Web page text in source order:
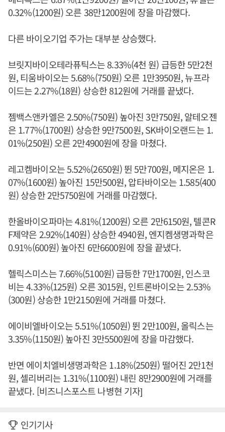
0.32%(1200원) 오른 38만1200원에 장을 마감했다.
다른 바이오기업 주가는 대부분 상승했다.
브릿지바이오테라퓨틱스는 8.33%(4천 원) 급등한 5만2천
원, 티움바이오는 5.68%(750원) 오른 1만3950원, 뉴프라
이드는 2.27%(18원) 상승한 812원에 거래를 끝냈다.
젬백스앤카엘은 2.50%(750원) 높아진 3만750원, 알테오젠
은 1.77%(1700원) 상승한 9만7500원, SK바이오랜드는 1.
01%(250원) 오른 2만4900원에 장을 마쳤다.
레고켐바이오는 5.52%(2650원) 뛴 5만700원, 메지온은 1.
07%(1600원) 높아진 15만500원, 압타바이오는 1.585(400
원) 상승한 2만5750원에 거래를 마감했다.
한올바이오파마는 4.81%(1200원) 오른 2만6150원, 텔콘R
F제약은 2.92%(140원) 상승한 4940원, 엔지켐생명과학은
0.91%(600원) 높아진 6만6600원에 장을 끝냈다.
헬릭스미스는 7.66%(5100원) 급등한 7만1700원, 인스코
비는 4.33%(125원) 오른 3015원, 인트론바이오는 2.53%
(300원) 상승한 1만2150원에 거래를 마쳤다.
에이비엘바이오는 5.51%(1050원) 뛴 2만100원, 올릭스는
3.35%(1150원) 높아진 3만5500원에 장을 마감했다.
반면 에이치엘비생명과학은 1.18%(250원) 떨어진 2만1천
원, 셀리버리는 1.31%(1100원) 내린 8만2900원에 거래를
끝냈다. [비즈니스포스트 나병현 기자]
인기기사